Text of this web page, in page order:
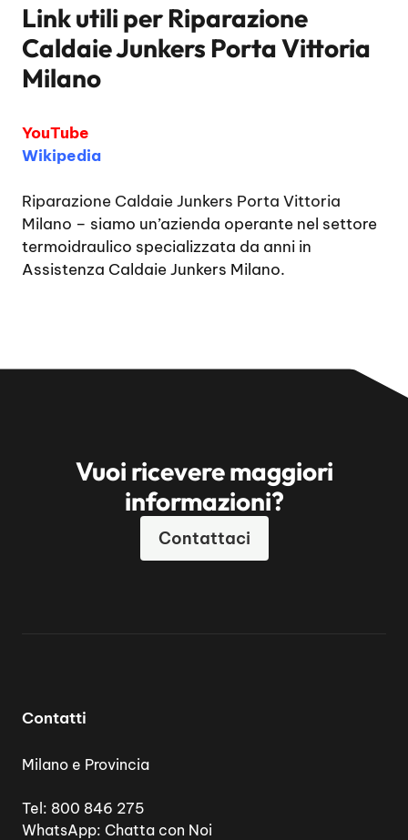
Link utili perRiparazione
Caldaie Junkers Porta Vittoria
Milano
YouTube
Wikipedia
Riparazione Caldaie Junkers Porta Vittoria
Milano – siamo un’azienda operante nel settore
termoidraulico specializzata da anni in
Assistenza Caldaie Junkers Milano.
Vuoi ricevere maggiori
informazioni?
Contattaci
Contatti
Milano e Provincia
Tel: 800 846 275
WhatsApp: Chatta con Noi